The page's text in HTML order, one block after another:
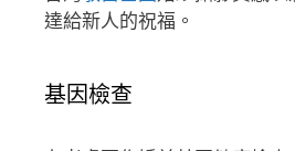
達給新人的祝福。
基因檢查